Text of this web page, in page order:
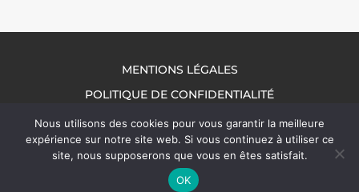
MENTIONS LÉGALES
POLITIQUE DE CONFIDENTIALITÉ
NOUS CONTACTER
Nous utilisons des cookies pour vous garantir la meilleure
expérience sur notre site web. Si vous continuez à utiliser ce
site, nous supposerons que vous en êtes satisfait.
OK